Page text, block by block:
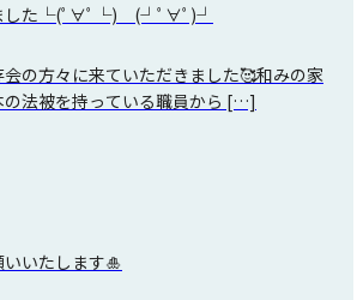
ました└(ﾟ∀ﾟ└) (┘ﾟ∀ﾟ)┘
の方々に来ていただきました🥰和みの家
の法被を持っている職員から […]
いたします🎍